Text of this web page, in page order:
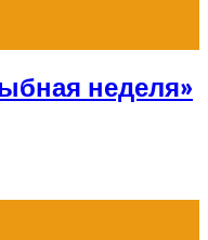
неделя»